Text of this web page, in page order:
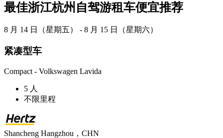
最佳浙江杭州自驾游租车便宜推荐
8 月 14 日（星期五） - 8 月 15 日（星期六）
紧凑型车
Compact - Volkswagen Lavida
5 人
不限里程
Shancheng Hangzhou，CHN